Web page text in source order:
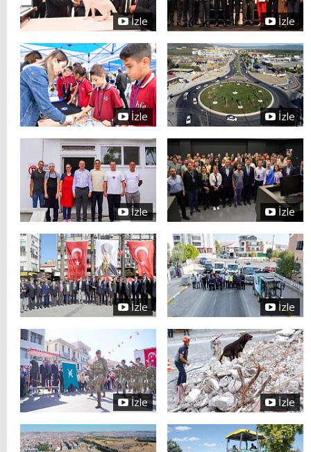
İzle İzle
İzle İzle
İzle İzle
İzle İzle
İzle İzle